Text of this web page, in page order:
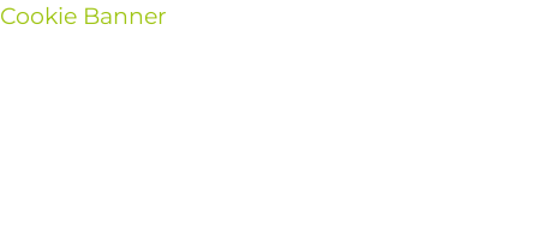
Cookie Banner